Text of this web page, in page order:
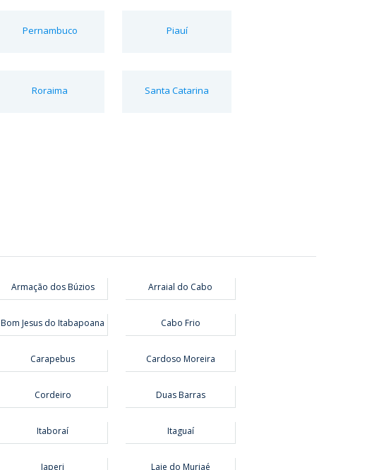
Pernambuco Piauí
Roraima Santa Catarina
Armação dos Búzios Arraial do Cabo
Bom Jesus do Itabapoana Cabo Frio
Carapebus Cardoso Moreira
Cordeiro Duas Barras
Itaboraí Itaguaí
Japeri Laje do Muriaé